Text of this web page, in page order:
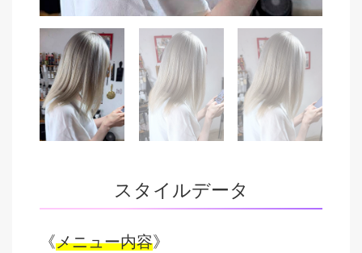
スタイルデータ
《メニュー内容》